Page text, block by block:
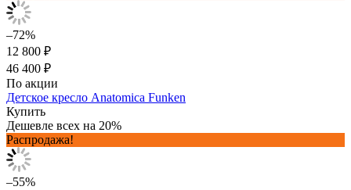
–72%
12 800 ₽
46 400 ₽
По акции
Детское кресло Anatomica Funken
Купить
Дешевле всех на 20%
Распродажа!
–55%